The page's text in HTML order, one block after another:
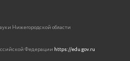
Нижегородской области
Федерации https://edu.gov.ru